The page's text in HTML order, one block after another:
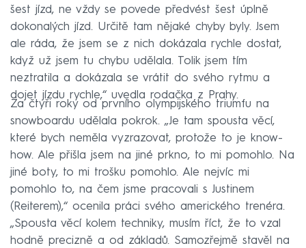
šest jízd, ne vždy se povede předvést šest úplně
dokonalých jízd. Určitě tam nějaké chyby byly. Jsem
ale ráda, že jsem se z nich dokázala rychle dostat,
když už jsem tu chybu udělala. Tolik jsem tím
neztratila a dokázala se vrátit do svého rytmu a
dojet jízdu rychle,“ uvedla rodačka z Prahy.
Za čtyři roky od prvního olympijského triumfu na
snowboardu udělala pokrok. „Je tam spousta věcí,
které bych neměla vyzrazovat, protože to je know-
how. Ale přišla jsem na jiné prkno, to mi pomohlo. Na
jiné boty, to mi trošku pomohlo. Ale nejvíc mi
pomohlo to, na čem jsme pracovali s Justinem
(Reiterem),“ ocenila práci svého amerického trenéra.
„Spousta věcí kolem techniky, musím říct, že to vzal
hodně precizně a od základů. Samozřejmě stavěl na